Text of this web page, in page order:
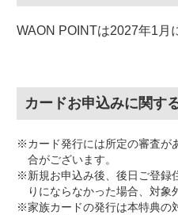
WAON POINTは2027年1月
カードお申込みに関す
※カード発行には所定の審査が
合がございます。
※新規お申込み後、後日ご登録
りにならなかった場合、対象
※家族カードの発行は本特典の